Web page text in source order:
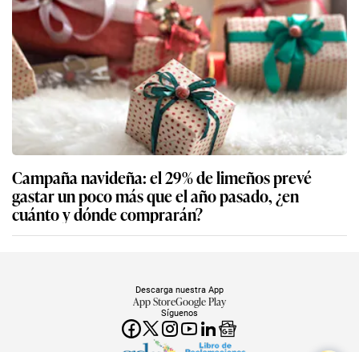
Campaña navideña: el 29% de limeños prevé
gastar un poco más que el año pasado, ¿en
cuánto y dónde comprarán?
Síguenos
Descarga nuestra App
App StoreGoogle Play